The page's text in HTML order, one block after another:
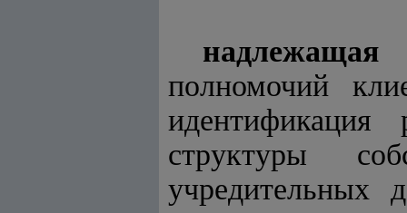
надлежащая
полномочий
идентификация
структуры
учредительных